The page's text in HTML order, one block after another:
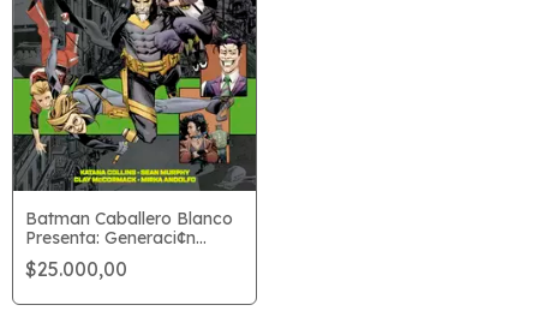
Batman Caballero Blanco
Presenta: Generaci¢n
Joker
$25.000,00